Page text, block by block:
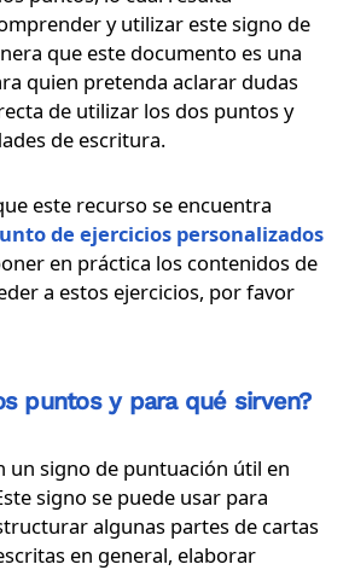
y utilizar este signo de
que este documento es una
quien pretenda aclarar dudas
de utilizar los dos puntos y
de escritura.
este recurso se encuentra
de ejercicios personalizados
en práctica los contenidos de
a estos ejercicios, por favor
puntos y para qué sirven?
un signo de puntuación útil en
signo se puede usar para
algunas partes de cartas
en general, elaborar